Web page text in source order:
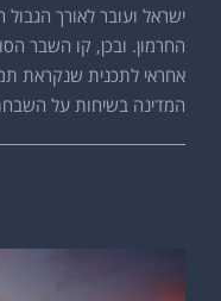
ישראל ועובר לאורך
החרמון. ובכן, קו השבר
המדינה בשיחות על